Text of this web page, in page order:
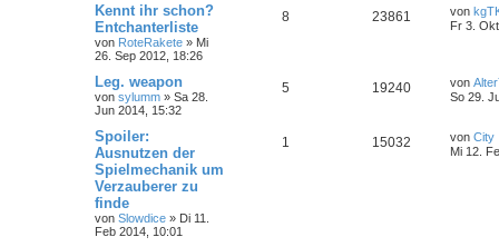
Kennt ihr schon?
Entchanterliste
von RoteRakete » Mi
26. Sep 2012, 18:26
8 23861 von
Fr 3.
Leg. weapon
von sylumm » Sa 28.
Jun 2014, 15:32
5 19240 von
So 29.
Spoiler:
Ausnutzen der
Spielmechanik um
Verzauberer zu
finde
von Slowdice » Di 11.
Feb 2014, 10:01
1 15032 von City
Mi 12.